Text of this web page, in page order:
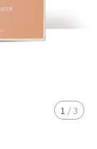
1 /3